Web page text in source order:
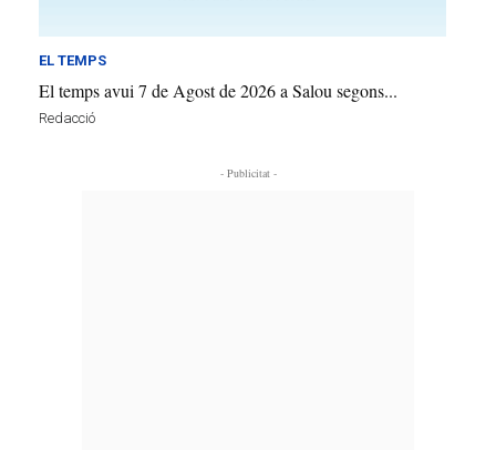
EL TEMPS
El temps avui 7 de Agost de 2026 a Salou segons...
Redacció
- Publicitat -